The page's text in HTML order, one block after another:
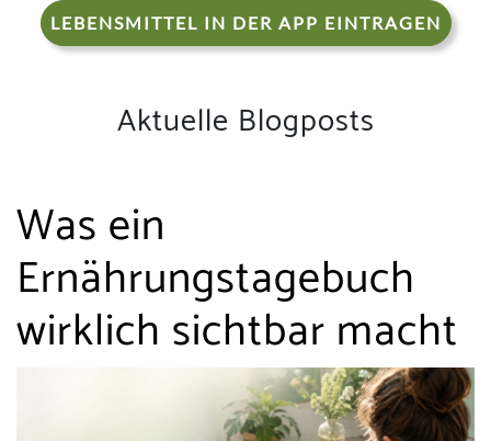
LEBENSMITTEL IN DER APP EINTRAGEN
Aktuelle Blogposts
Was ein
Ernährungstagebuch
wirklich sichtbar macht